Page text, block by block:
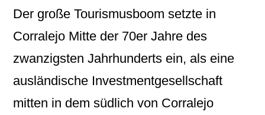
Der große Tourismusboom setzte in
Corralejo Mitte der 70er Jahre des
zwanzigsten Jahrhunderts ein, als eine
ausländische Investmentgesellschaft
mitten in dem südlich von Corralejo